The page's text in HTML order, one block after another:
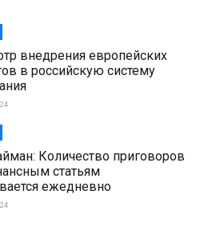
внедрения европейских
в российскую систему
Количество приговоров
статьям
ежедневно